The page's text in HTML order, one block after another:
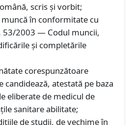
scris și vorbit;
muncă în conformitate cu
53/2003 — Codul muncii,
și completările
corespunzătoare
atestată pe baza
eliberate de medicul de
sanitare abilitate;
de studii, de vechime în